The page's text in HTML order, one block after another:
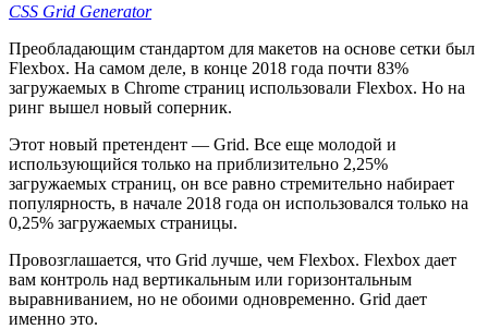
CSS Grid Generator
Преобладающим стандартом для макетов на основе сетки был
Flexbox. На самом деле, в конце 2018 года почти 83%
загружаемых в Chrome страниц использовали Flexbox. Но на
ринг вышел новый соперник.
Этот новый претендент — Grid. Все еще молодой и
использующийся только на приблизительно 2,25%
загружаемых страниц, он все равно стремительно набирает
популярность, в начале 2018 года он использовался только на
0,25% загружаемых страницы.
Провозглашается, что Grid лучше, чем Flexbox. Flexbox дает
вам контроль над вертикальным или горизонтальным
выравниванием, но не обоими одновременно. Grid дает
именно это.